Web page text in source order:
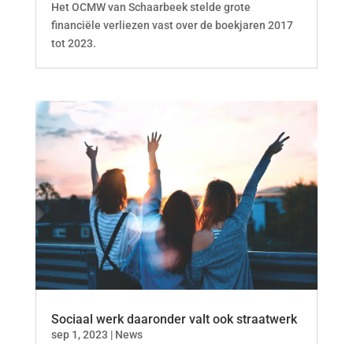
Het OCMW van Schaarbeek stelde grote
financiële verliezen vast over de boekjaren 2017
tot 2023.
Sociaal werk daaronder valt ook straatwerk
sep 1, 2023 | News